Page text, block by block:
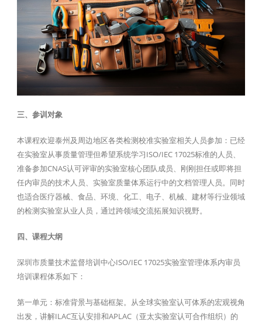
三、参训对象
本课程欢迎泰州及周边地区各类检测校准实验室相关人员参加：已经
在实验室从事质量管理但希望系统学习ISO/IEC 17025标准的人员、
准备参加CNAS认可评审的实验室核心团队成员、刚刚担任或即将担
任内审员的技术人员、实验室质量体系运行中的文档管理人员。同时
也适合医疗器械、食品、环境、化工、电子、机械、建材等行业领域
的检测实验室从业人员，通过跨领域交流拓展知识视野。
四、课程大纲
深圳市质量技术监督培训中心ISO/IEC 17025实验室管理体系内审员
培训课程体系如下：
第一单元：标准背景与基础框架。从全球实验室认可体系的宏观视角
出发，讲解ILAC互认安排和APLAC（亚太实验室认可合作组织）的